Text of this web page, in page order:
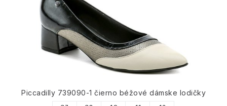
Piccadilly 739090-1 čierno béžové dámske lodičky